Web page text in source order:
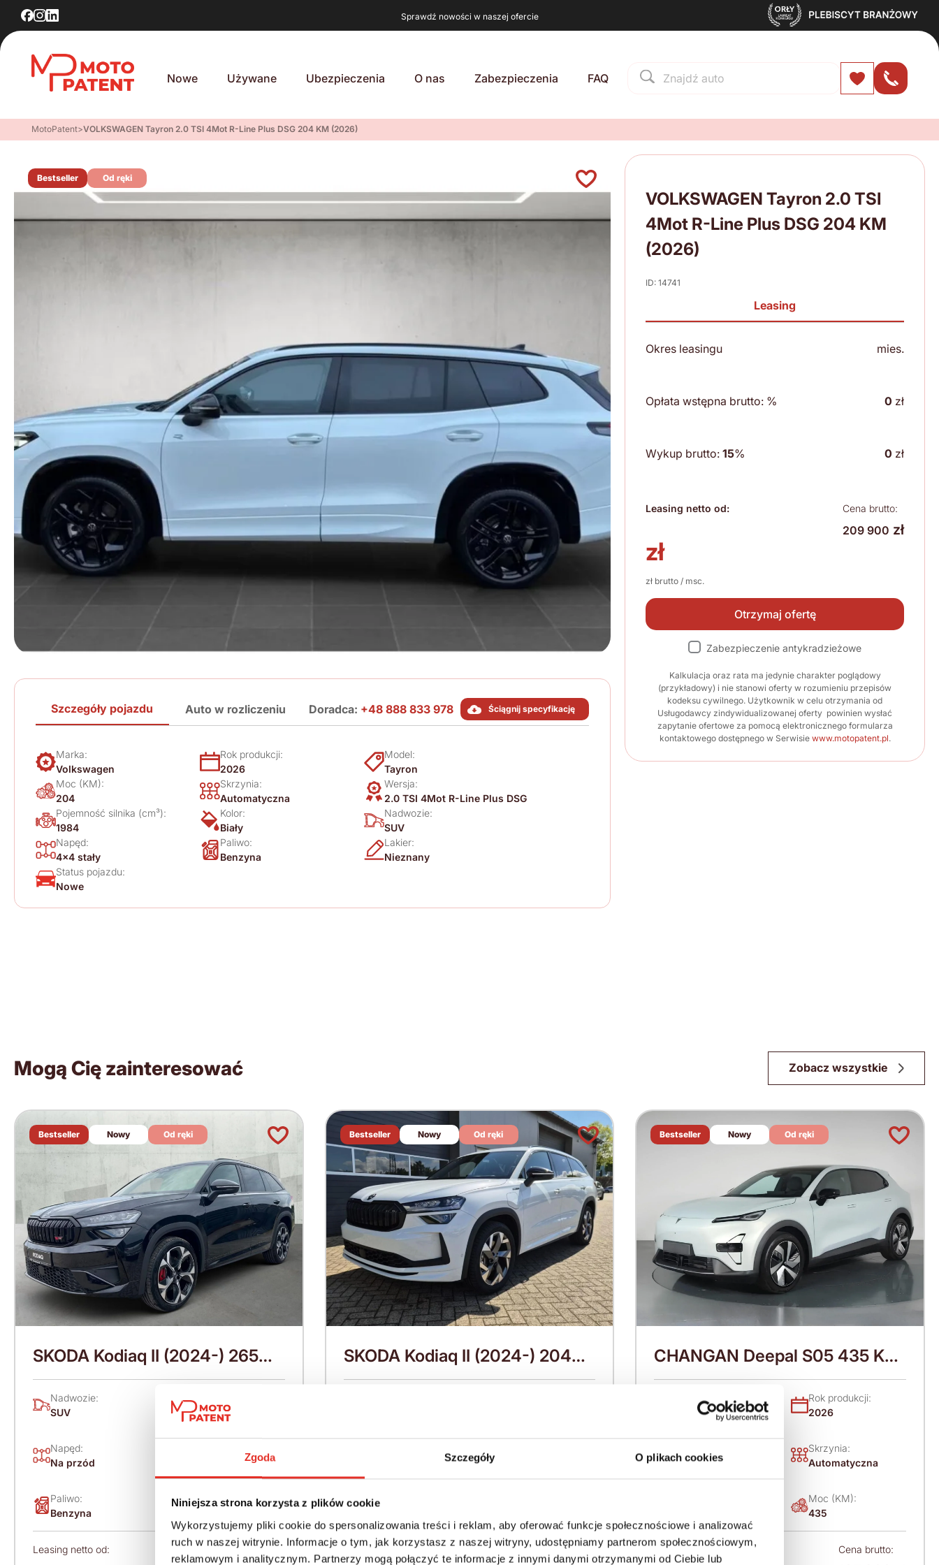
Zgoda Szczegóły O plikach cookies
Niniejsza strona korzysta z plików cookie
Wykorzystujemy pliki cookie do spersonalizowania treści i reklam, aby oferować funkcje społecznościowe i analizować
ruch w naszej witrynie. Informacje o tym, jak korzystasz z naszej witryny, udostępniamy partnerom społecznościowym,
reklamowym i analitycznym. Partnerzy mogą połączyć te informacje z innymi danymi otrzymanymi od Ciebie lub
Sprawdź nowości w naszej ofercie
Nowe Używane Ubezpieczenia O nas Zabezpieczenia FAQ
MotoPatent>VOLKSWAGEN Tayron 2.0 TSI 4Mot R-Line Plus DSG 204 KM (2026)
Bestseller Od ręki
VOLKSWAGEN Tayron 2.0 TSI
4Mot R-Line Plus DSG 204 KM
(2026)
ID: 14741
Leasing
Okres leasingu mies.
Opłata wstępna brutto: % 0 zł
Wykup brutto: 15% 0 zł
Leasing netto od:
zł
zł brutto / msc.
Cena brutto:
209 900 zł
Otrzymaj ofertę
Zabezpieczenie antykradzieżowe
Kalkulacja oraz rata ma jedynie charakter poglądowy
(przykładowy) i nie stanowi oferty w rozumieniu przepisów
kodeksu cywilnego. Użytkownik w celu otrzymania od
Usługodawcy zindywidualizowanej oferty powinien wysłać
zapytanie ofertowe za pomocą elektronicznego formularza
kontaktowego dostępnego w Serwisie www.motopatent.pl.
Szczegóły pojazdu Auto w rozliczeniu Doradca: +48 888 833 978 Ściągnij specyfikację
Marka:
Volkswagen
Rok produkcji:
2026
Model:
Tayron
Moc (KM):
204
Skrzynia:
Automatyczna
Wersja:
2.0 TSI 4Mot R-Line Plus DSG
Pojemność silnika (cm³):
1984
Kolor:
Biały
Nadwozie:
SUV
Napęd:
4x4 stały
Paliwo:
Benzyna
Lakier:
Nieznany
Status pojazdu:
Nowe
Mogą Cię zainteresować Zobacz wszystkie
Bestseller Nowy Od ręki
SKODA Kodiaq II (2024-) 265
KM (2026)
Nadwozie:
SUV
Rok produkcji:
2026
Napęd:
Na przód
Automatyczna
Paliwo:
Benzyna
Moc (KM):
Leasing netto od: Cena brutto:
Bestseller Nowy Od ręki
SKODA Kodiaq II (2024-) 204
KM (2026)
Paliwo:
Leasing netto od: Cena brutto:
Bestseller Nowy Od ręki
CHANGAN Deepal S05 435 KM
(2026)
Nadwozie:
Rok produkcji:
2026
4x4 stały
Skrzynia:
Automatyczna
Moc (KM):
435
Leasing netto od: Cena brutto: